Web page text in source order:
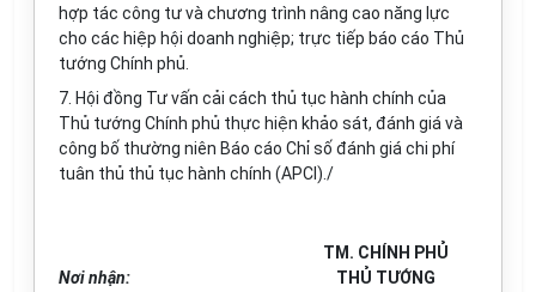
hợp tác công tư và chương trình nâng cao năng lực
cho các hiệp hội doanh nghiệp; trực tiếp báo cáo Thủ
tướng Chính phủ.
7. Hội đồng Tư vấn cải cách thủ tục hành chính của
Thủ tướng Chính phủ thực hiện khảo sát, đánh giá và
công bố thường niên Báo cáo Chỉ số đánh giá chi phí
tuân thủ thủ tục hành chính (APCI)./
Nơi nhận:
TM. CHÍNH PHỦ
THỦ TƯỚNG